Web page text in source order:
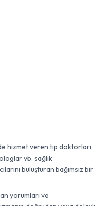
hizmet veren tıp doktorları,
vb. sağlık
buluşturan bağımsız bir
yorumları ve